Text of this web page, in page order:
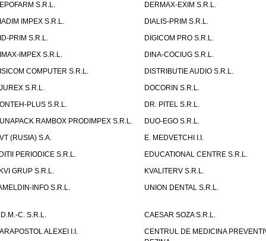
S.R.L.
DERMAX-EXIM S.R.L.
IMPEX S.R.L.
DIALIS-PRIM S.R.L.
PRIM S.R.L.
DIGICOM PRO S.R.L.
IMPEX S.R.L.
DINA-COCIUG S.R.L.
COMPUTER S.R.L.
DISTRIBUTIE AUDIO S.R.L.
S.R.L.
DOCORIN S.R.L.
PLUS S.R.L.
DR. PITEL S.R.L.
RAMBOX PRODIMPEX S.R.L.
DUO-EGO S.R.L.
(RUSIA) S.A.
E. MEDVETCHI I.I.
PERIODICE S.R.L.
EDUCATIONAL CENTRE S.R.L.
GRUP S.R.L.
KVALITERV S.R.L.
INFO S.R.L.
UNION DENTAL S.R.L.
C. S.R.L.
CAESAR SOZA S.R.L.
ALEXEI I.I.
CENTRUL DE MEDICINA